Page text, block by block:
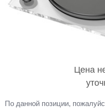
Цена
По данной позиции,